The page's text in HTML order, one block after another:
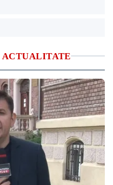
ACTUALITATE